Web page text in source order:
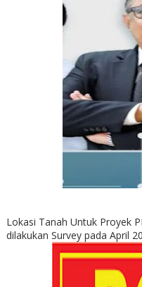
Lokasi Tanah Untuk Proyek
dilakukan Survey pada April